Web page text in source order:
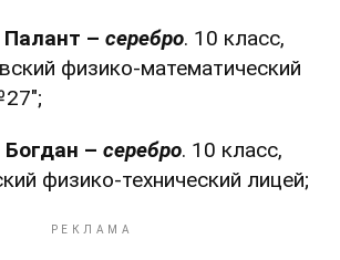
– серебро. 10 класс,
физико-математический
– серебро. 10 класс,
физико-технический лицей;